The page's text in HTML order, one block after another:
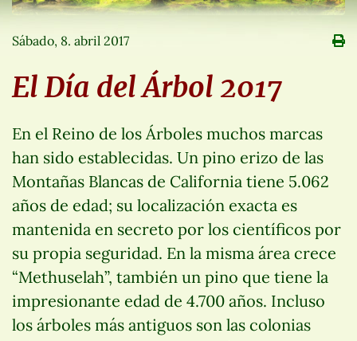
Sábado, 8. abril 2017
El Día del Árbol 2017
En el Reino de los Árboles muchos marcas
han sido establecidas. Un pino erizo de las
Montañas Blancas de California tiene 5.062
años de edad; su localización exacta es
mantenida en secreto por los científicos por
su propia seguridad. En la misma área crece
“Methuselah”, también un pino que tiene la
impresionante edad de 4.700 años. Incluso
los árboles más antiguos son las colonias